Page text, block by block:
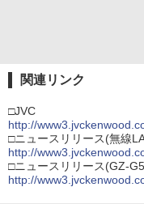
関連リンク
□JVC
http://
□ニュースリリース(無線
http://
□ニュースリリース(GZ-
http://